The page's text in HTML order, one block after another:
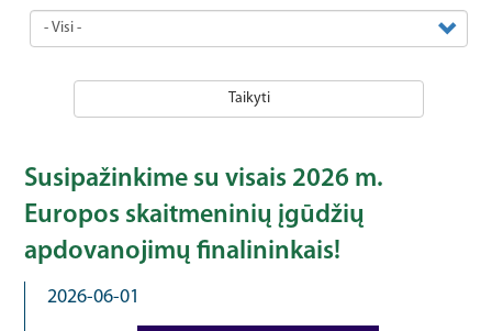
Susipažinkime su visais 2026 m.
Europos skaitmeninių įgūdžių
apdovanojimų finalininkais!
2026-06-01
Taikyti